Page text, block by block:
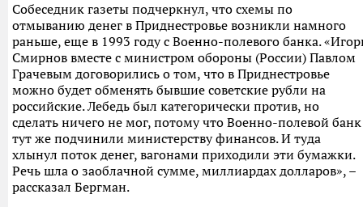
Собеседник газеты подчеркнул, что схемы по
отмыванию денег в Приднестровье возникли намного
раньше, еще в 1993 году с Военно-полевого банка.
Смирнов вместе с министром обороны (России) Павлом
Грачевым договорились о том, что в Приднестровье
можно будет обменять бывшие советские рубли на
российские. Лебедь был категорически против, но
сделать ничего не мог, потому что Военно-полевой банк
тут же подчинили министерству финансов. И туда
хлынул поток денег, вагонами приходили эти бумажки.
Речь шла о заоблачной сумме, миллиардах долларов», –
рассказал Бергман.